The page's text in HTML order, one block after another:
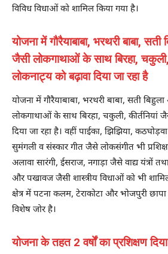
विविध विधाओं को शामिल किया गया है।
योजना में गौरैयाबाबा, भरथरी बाबा, सती
जैसी लोकगाथाओं के साथ बिरहा,
लोकनाट्य को बढ़ावा दिया जा रहा है
योजना में गौरैयाबाबा, भरथरी बाबा, सती
लोकगाथाओं के साथ बिरहा, चकुली, कीर्तनियां
दिया जा रहा है। वहीं पाईका, झिझिया,
सुमंगली व संस्कार गीत जैसे लोकसंगीत भी
अलावा सारंगी, ईसराज, नगाड़ा जैसे वाद्य यंत्रों
और पखावज जैसी शास्त्रीय विधाओं को भी
क्षेत्र में पटना कलम, टेराकोटा और भोजपुरी
विशेष जोर है।
योजना के तहत 2 वर्षों का प्रशिक्षण